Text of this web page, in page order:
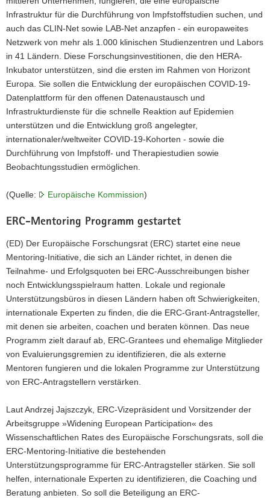
Infrastruktur für die Durchführung von Impfstoffstudien suchen, und
auch das CLIN-Net sowie LAB-Net anzapfen - ein europaweites
Netzwerk von mehr als 1.000 klinischen Studienzentren und Labors
in 41 Ländern. Diese Forschungsinvestitionen, die den HERA-
Inkubator unterstützen, sind die ersten im Rahmen von Horizont
Europa. Sie sollen die Entwicklung der europäischen COVID-19-
Datenplattform für den offenen Datenaustausch und
Infrastrukturdienste für die schnelle Reaktion auf Epidemien
unterstützen und die Entwicklung groß angelegter,
internationaler/weltweiter COVID-19-Kohorten - sowie die
Durchführung von Impfstoff- und Therapiestudien sowie
Beobachtungsstudien ermöglichen.
(Quelle: Europäische Kommission)
ERC-Mentoring Programm gestartet
(ED) Der Europäische Forschungsrat (ERC) startet eine neue
Mentoring-Initiative, die sich an Länder richtet, in denen die
Teilnahme- und Erfolgsquoten bei ERC-Ausschreibungen bisher
noch Entwicklungsspielraum hatten. Lokale und regionale
Unterstützungsbüros in diesen Ländern haben oft Schwierigkeiten,
internationale Experten zu finden, die die ERC-Grant-Antragsteller,
mit denen sie arbeiten, coachen und beraten können. Das neue
Programm zielt darauf ab, ERC-Grantees und ehemalige Mitglieder
von Evaluierungsgremien zu identifizieren, die als externe
Mentoren fungieren und die lokalen Programme zur Unterstützung
von ERC-Antragstellern verstärken.
Laut Andrzej Jajszczyk, ERC-Vizepräsident und Vorsitzender der
Arbeitsgruppe »Widening European Participation« des
Wissenschaftlichen Rates des Europäische Forschungsrats, soll die
ERC-Mentoring-Initiative die bestehenden
Unterstützungsprogramme für ERC-Antragsteller stärken. Sie soll
helfen, internationale Experten zu identifizieren, die Coaching und
Beratung anbieten. So soll die Beteiligung an ERC-